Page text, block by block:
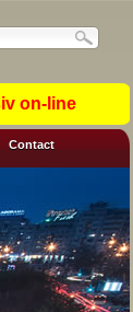
on-line
Contact